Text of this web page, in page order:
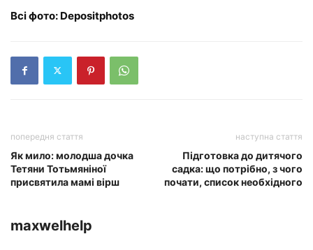
Всі фото: Depositphotos
попередня стаття
Як мило: молодша дочка
Тетяни Тотьмяніної
присвятила мамі вірш
наступна стаття
Підготовка до дитячого
садка: що потрібно, з чого
почати, список необхідного
maxwelhelp